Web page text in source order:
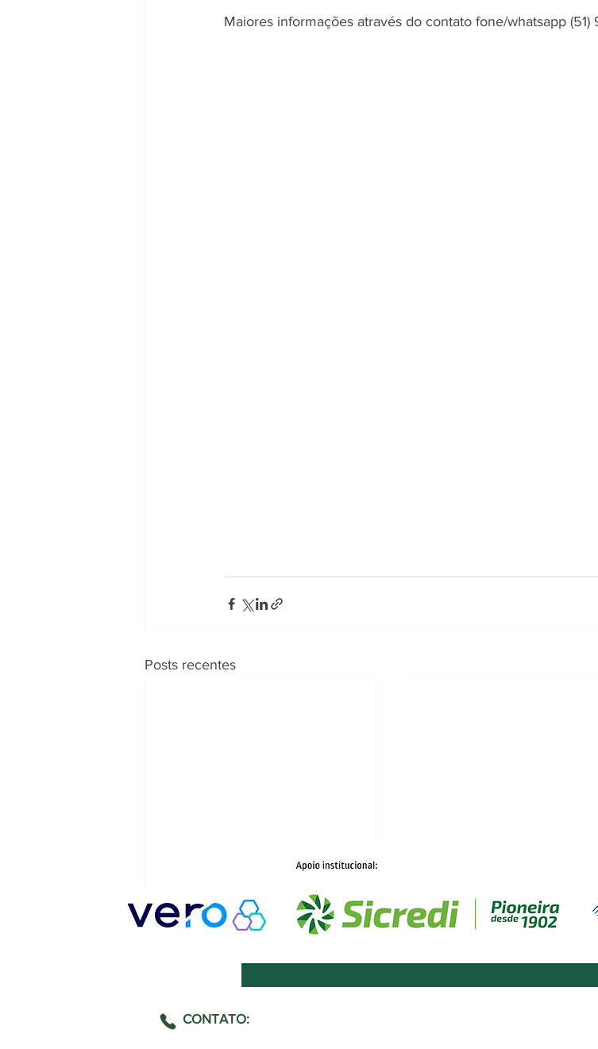
Maiores informações através do contato fone/whatsapp
Posts recentes
CONTATO: